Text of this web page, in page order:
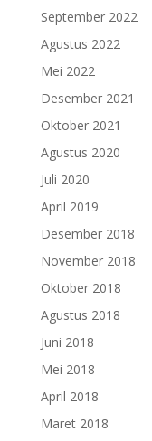
September 2022
Agustus 2022
Mei 2022
Desember 2021
Oktober 2021
Agustus 2020
Juli 2020
April 2019
Desember 2018
November 2018
Oktober 2018
Agustus 2018
Juni 2018
Mei 2018
April 2018
Maret 2018